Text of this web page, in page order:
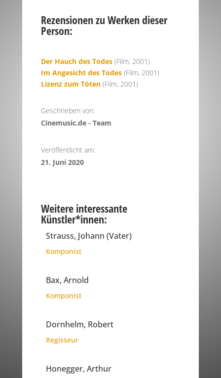
Rezensionen zu Werken dieser
Person:
Der Hauch des Todes(Film, 2001)
Im Angesicht des Todes(Film, 2001)
Lizenz zum Töten(Film, 2001)
Geschrieben von:
Cinemusic.de - Team
Veröffentlicht am:
21. Juni 2020
Weitere interessante
Künstler*innen:
Strauss, Johann (Vater)
Komponist
Bax, Arnold
Komponist
Dornhelm, Robert
Regisseur
Honegger, Arthur